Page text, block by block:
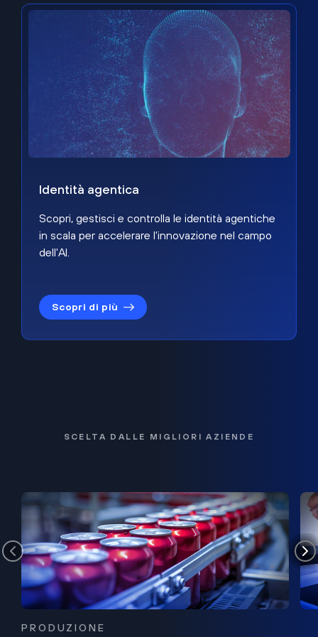
Identità agentica
Scopri, gestisci e controlla le identità agentiche
in scala per accelerare l'innovazione nel campo
dell'AI.
Scopri di più
SCELTA DALLE MIGLIORI AZIENDE
PRODUZIONE